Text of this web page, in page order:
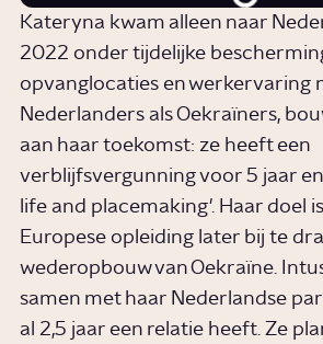
Kateryna kwam alleen naar
2022 onder tijdelijke
opvanglocaties en werkervaring
Nederlanders als Oekraïners,
aan haar toekomst: ze heeft een
verblijfsvergunning voor 5 jaar
life and placemaking'. Haar doel
Europese opleiding later bij te
wederopbouw van Oekraïne.
samen met haar Nederlandse
al 2,5 jaar een relatie heeft. Ze